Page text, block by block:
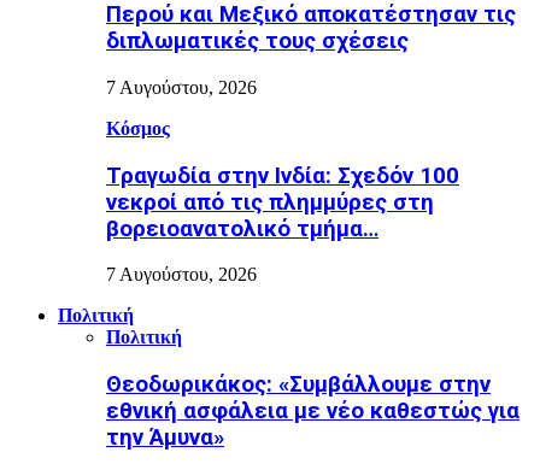
Περού και Μεξικό αποκατέστησαν τις
διπλωματικές τους σχέσεις
7 Αυγούστου, 2026
Κόσμος
Τραγωδία στην Ινδία: Σχεδόν 100
νεκροί από τις πλημμύρες στη
βορειοανατολικό τμήμα…
7 Αυγούστου, 2026
Πολιτική
Πολιτική
Θεοδωρικάκος: «Συμβάλλουμε στην
εθνική ασφάλεια με νέο καθεστώς για
την Άμυνα»